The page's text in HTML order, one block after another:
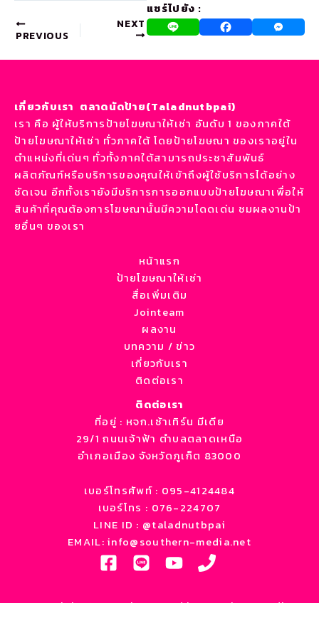
แชร์ไปยัง :
PREVIOUS
NEXT
เกี่ยวกับเรา ตลาดนัดป้าย(Taladnutbpai)
เรา คือ ผู้ให้บริการป้ายโฆษณาให้เช่า อันดับ 1 ของภาคใต้
ป้ายโฆษณาให้เช่า ทั่วภาคใต้ โดยป้ายโฆษณา ของเราอยู่ใน
ตำแหน่งที่เด่นๆ ทั่วทั้งภาคใต้สามารถประชาสัมพันธ์
ผลิตภัณฑ์หรือบริการของคุณให้เข้าถึงผู้ใช้บริการได้อย่าง
ชัดเจน อีกทั้งเรายังมีบริการการออกแบบป้ายโฆษณาเพื่อให้
สินค้าที่คุณต้องการโฆษณานั้นมีความโดดเด่น ชมผลงานป้า
ยอื่นๆ ของเรา
หน้าแรก
ป้ายโฆษณาให้เช่า
สื่อเพิ่มเติม
Jointeam
ผลงาน
บทความ / ข่าว
เกี่ยวกับเรา
ติดต่อเรา
ติดต่อเรา
ที่อยู่ : หจก.เซ้าเทิร์น มีเดีย
29/1 ถนนเจ้าฟ้า ตำบลตลาดเหนือ
อำเภอเมือง จังหวัดภูเก็ต 83000
เบอร์โทรศัพท์ : 095-4124484
เบอร์โทร : 076-224707
LINE ID : @taladnutbpai
EMAIL: info@southern-media.net
Copyright © 2026 | Powered by Southern media